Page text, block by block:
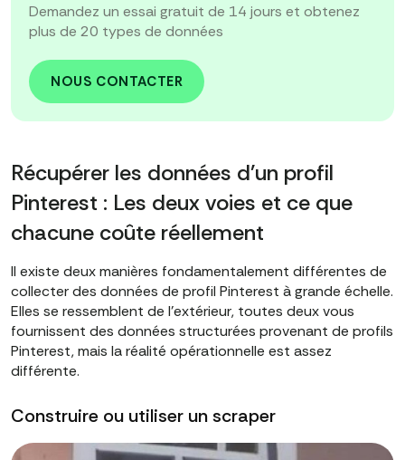
Demandez un essai gratuit de 14 jours et obtenez
plus de 20 types de données
NOUS CONTACTER
Récupérer les données d'un profil
Pinterest : Les deux voies et ce que
chacune coûte réellement
Il existe deux manières fondamentalement différentes de
collecter des données de profil Pinterest à grande échelle.
Elles se ressemblent de l'extérieur, toutes deux vous
fournissent des données structurées provenant de profils
Pinterest, mais la réalité opérationnelle est assez
différente.
Construire ou utiliser un scraper